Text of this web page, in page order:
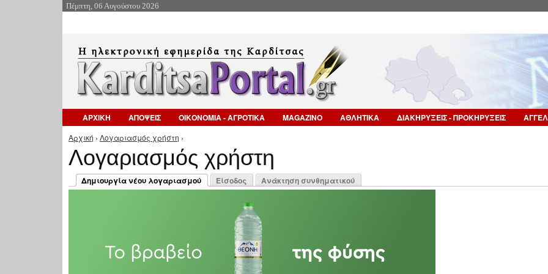
Πέμπτη, 06 Αυγούστου 2026
ΑΡΧΙΚΗ ΑΠΟΨΕΙΣ ΟΙΚΟΝΟΜΙΑ - ΑΓΡΟΤΙΚΑ MAGAZINO ΑΘΛΗΤΙΚΑ ΔΙΑΚΗΡΥΞΕΙΣ - ΠΡΟΚΗΡΥΞΕΙΣ
Είστε εδώ
Αρχική › Λογαριασμός χρήστη ›
Λογαριασμός χρήστη
Πρωτεύουσες καρτέλες
Δημιουργία νέου λογαριασμού
(ενεργή καρτέλα)
Είσοδος Ανάκτηση συνθηματικού